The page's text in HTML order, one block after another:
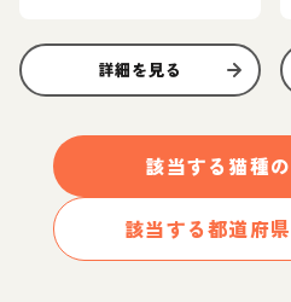
詳細を見る
該当する 猫種
該当する都道府